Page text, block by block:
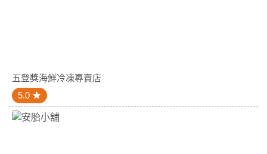
五登獎海鮮冷凍專賣店
5.0